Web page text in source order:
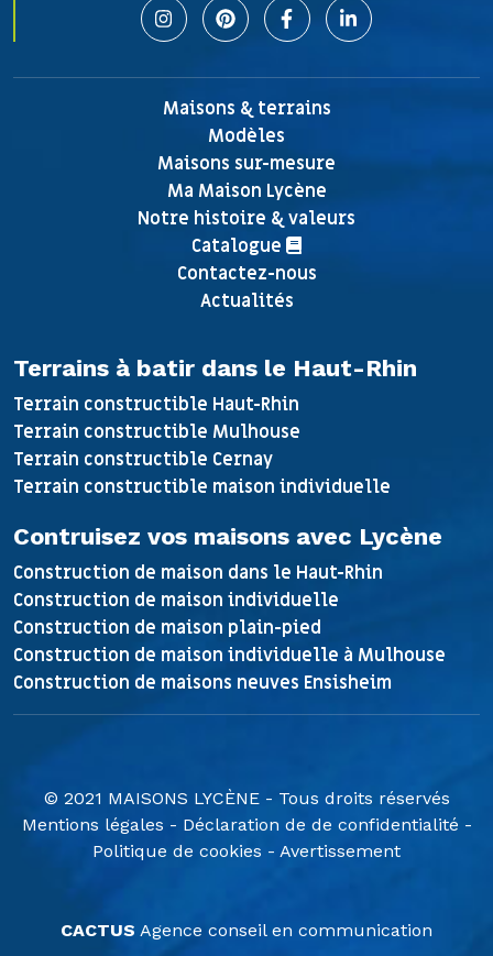
Maisons & terrains
Modèles
Maisons sur-mesure
Ma Maison Lycène
Notre histoire & valeurs
Catalogue
Contactez-nous
Actualités
Terrains à batir dans le Haut-Rhin
Terrain constructible Haut-Rhin
Terrain constructible Mulhouse
Terrain constructible Cernay
Terrain constructible maison individuelle
Contruisez vos maisons avec Lycène
Construction de maison dans le Haut-Rhin
Construction de maison individuelle
Construction de maison plain-pied
Construction de maison individuelle à Mulhouse
Construction de maisons neuves Ensisheim
© 2021 MAISONS LYCÈNE - Tous droits réservés
Mentions légales - Déclaration de de confidentialité -
Politique de cookies - Avertissement
CACTUS Agence conseil en communication